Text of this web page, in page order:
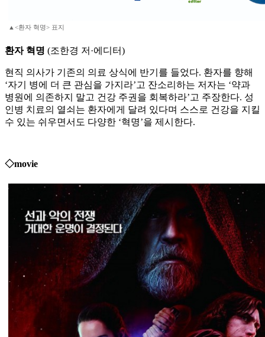
▲<환자 혁명> 표지
환자 혁명 (조한경 저·에디터)
현직 의사가 기존의 의료 상식에 반기를 들었다. 환자를 향해
‘자기 병에 더 큰 관심을 가지라’고 잔소리하는 저자는 ‘약과
병원에 의존하지 말고 건강 주권을 회복하라’고 주장한다. 성
인병 치료의 열쇠는 환자에게 달려 있다며 스스로 건강을 지킬
수 있는 쉬우면서도 다양한 ‘혁명’을 제시한다.
◇movie